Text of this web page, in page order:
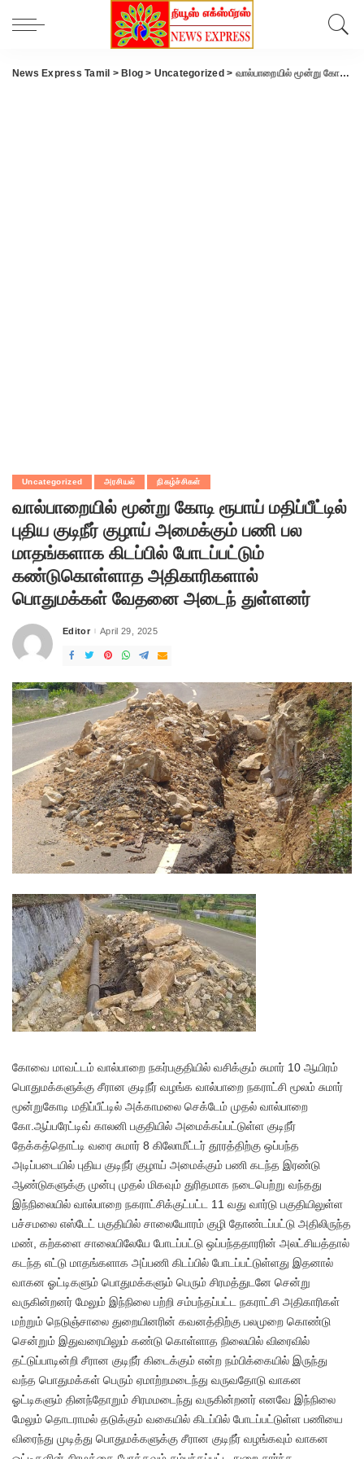
News Express Tamil > Blog > Uncategorized > வால்பாறையில் மூன்று கோடி ரூபாய் மதிப்பீட்டில் புதிய குடிநீர் குழாய் அமைக்கும் பணி பல மாதங்களாக கிடப்பில் போடப்பட்டும் கண்டுகொள்ளாத அதிகாரிகளால் பொதுமக்கள் வேதனை அடைந் துள்ளனர்
Uncategorized அரசியல் நிகழ்ச்சிகள்
வால்பாறையில் மூன்று கோடி ரூபாய் மதிப்பீட்டில்
புதிய குடிநீர் குழாய் அமைக்கும் பணி பல
மாதங்களாக கிடப்பில் போடப்பட்டும்
கண்டுகொள்ளாத அதிகாரிகளால்
பொதுமக்கள் வேதனை அடைந் துள்ளனர்
Posted
Editor April 29, 2025
கோவை மாவட்டம் வால்பாறை நகர்பகுதியில் வசிக்கும் சுமார் 10 ஆயிரம்
பொதுமக்களுக்கு சீரான குடிநீர் வழங்க வால்பாறை நகராட்சி மூலம் சுமார்
மூன்றுகோடி மதிப்பீட்டில் அக்காமலை செக்டேம் முதல் வால்பாறை
கோ.ஆப்பரேட்டிவ் காலனி பகுதியில் அமைக்கப்பட்டுள்ள குடிநீர்
தேக்கத்தொட்டி வரை சுமார் 8 கிலோமீட்டர் தூரத்திற்கு ஒப்பந்த
அடிப்படையில் புதிய குடிநீர் குழாய் அமைக்கும் பணி கடந்த இரண்டு
ஆண்டுகளுக்கு முன்பு முதல் மிகவும் துரிதமாக நடைபெற்று வந்தது
இந்நிலையில் வால்பாறை நகராட்சிக்குட்பட்ட 11 வது வார்டு பகுதியிலுள்ள
பச்சமலை எஸ்டேட் பகுதியில் சாலையோரம் குழி தோண்டப்பட்டு அதிலிருந்த
மண், கற்களை சாலையிலேயே போடப்பட்டு ஒப்பந்ததாரரின் அலட்சியத்தால்
கடந்த எட்டு மாதங்களாக அப்பணி கிடப்பில் போடப்பட்டுள்ளது இதனால்
வாகன ஓட்டிகளும் பொதுமக்களும் பெரும் சிரமத்துடனே சென்று
வருகின்றனர் மேலும் இந்நிலை பற்றி சம்பந்தப்பட்ட நகராட்சி அதிகாரிகள்
மற்றும் நெடுஞ்சாலை துறையினரின் கவனத்திற்கு பலமுறை கொண்டு
சென்றும் இதுவரையிலும் கண்டு கொள்ளாத நிலையில் விரைவில்
தட்டுப்பாடின்றி சீரான குடிநீர் கிடைக்கும் என்ற நம்பிக்கையில் இருந்து
வந்த பொதுமக்கள் பெரும் ஏமாற்றமடைந்து வருவதோடு வாகன
ஓட்டிகளும் தினந்தோறும் சிரமமடைந்து வருகின்றனர் எனவே இந்நிலை
மேலும் தொடராமல் தடுக்கும் வகையில் கிடப்பில் போடப்பட்டுள்ள பணியை
விரைந்து முடித்து பொதுமக்களுக்கு சீரான குடிநீர் வழங்கவும் வாகன